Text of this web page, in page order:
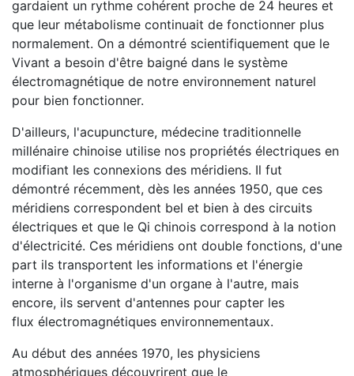
gardaient un rythme cohérent proche de 24 heures et
que leur métabolisme continuait de fonctionner plus
normalement. On a démontré scientifiquement que le
Vivant a besoin d'être baigné dans le système
électromagnétique de notre environnement naturel
pour bien fonctionner.
D'ailleurs, l'acupuncture, médecine traditionnelle
millénaire chinoise utilise nos propriétés électriques en
modifiant les connexions des méridiens. Il fut
démontré récemment, dès les années 1950, que ces
méridiens correspondent bel et bien à des circuits
électriques et que le Qi chinois correspond à la notion
d'électricité. Ces méridiens ont double fonctions, d'une
part ils transportent les informations et l'énergie
interne à l'organisme d'un organe à l'autre, mais
encore, ils servent d'antennes pour capter les
flux électromagnétiques environnementaux.
Au début des années 1970, les physiciens
atmosphériques découvrirent que le